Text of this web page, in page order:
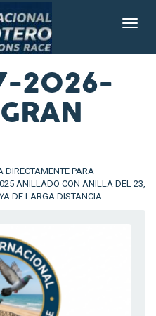
2026-
PARA
ANILLADO CON ANILLA DEL 23,
DE LARGA DISTANCIA.